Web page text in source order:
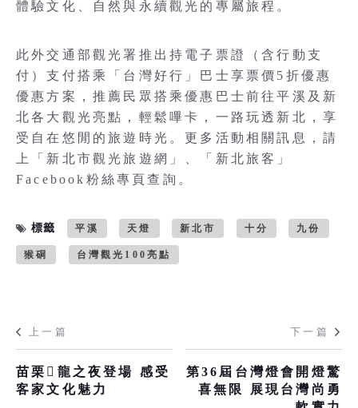
體驗文化、自然與永續觀光的專屬旅程。
此外交通部觀光署推出持電子票證（含行動支
付）支付搭乘「台灣好行」巴士享票價5折優惠
優惠方案，推薦民眾搭乘優惠巴士前往平溪及新
北各大觀光亮點，輕鬆嗶卡，一路玩透新北，享
受自在悠閒的旅遊時光。更多活動相關訊息，請
上「新北市觀光旅遊網」、「新北旅客」
Facebook粉絲專頁查詢。
標籤 平溪 天燈 新北市 十分 九份
猴硐 台灣觀光100亮點
上一篇
苗栗𪹚龍之夜登場 感受
客家文化魅力
下一篇
第36屆台灣燈會開燈驚
喜無限 展現台灣尚勇